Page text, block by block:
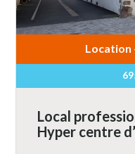
Location
Local
Hyper centre